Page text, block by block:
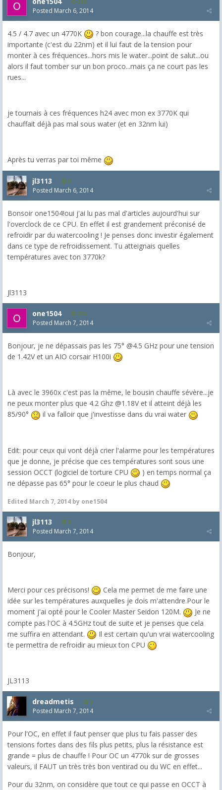
Posted March 6, 2014
4.5 / 4.7 avec un 4770K
? bon courage...la chauffe est très
importante (c'est du 22nm) et il lui faut de la tension pour
monter à ces fréquences...hors mis le water...point de salut...ou
alors il faut tomber sur un bon proco...mais ça ne court pas les
rues...
je tournais à ces fréquences h24 avec mon ex 3770K qui
chauffait déjà pas mal sous water (et en 32nm lui)
Après tu verras par toi même
jl3113 8
Posted March 6, 2014
Bonsoir one1504!oui j'ai lu pas mal d'articles aujourd'hui sur
l'overclock de ce CPU. En effet il est grandement préconisé de
refroidir par du watercooling ! Je penses donc investir également
dans ce type de refroidissement. Tu atteignais quelles
températures avec ton 3770k?
Jl3113
one1504 236
Posted March 7, 2014
Bonjour, je ne dépassais pas les 75° @4.5 GHz pour une tension
de 1.42V et un AIO corsair H100i
Là avec le 3960x c'est pas la même, le bousin chauffe sévère...je
ne peux monter plus que 4.2 Ghz @1.18V et il atteint déjà les
85/90°
il va falloir que j'investisse dans du vrai water
Edit: pour ceux qui vont déjà crier l'alarme pour les températures
que je donne, je précise que ces températures sont sous une
session OCCT (logiciel de torture CPU
) en temps normal ça
ne dépasse pas 65° pour le coeur le plus chaud
Edited March 7, 2014 by one1504
jl3113 8
Posted March 7, 2014
Bonjour,
Merci pour ces précisons!
Cela me permet de me faire une
idée sur les températures auxquelles je dois m'attendre.Pour le
moment j'ai opté pour le Cooler Master Seidon 120M.
Je ne
compte pas l'OC à 4.5GHz tout de suite et je penses que cela
me suffira en attendant.
Il est certain qu'un vrai watercooling
te permettra de refroidir au mieux ton CPU
JL3113
dreadmetis 2
Posted March 7, 2014
Pour l'OC, en effet il faut penser que plus tu fais passer des
tensions fortes dans des fils plus petits, plus la résistance est
grande = plus de chauffe ! Pour OC un 4770k sur de grosses
valeurs, il FAUT un très très bon ventirad ou du WC en effet...
Pour du 32nm, on considère que tout ce qui passe en OCCT à